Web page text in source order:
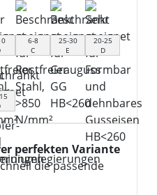
6-8
C
25-30
E
20-25
D
perfekten Variante
die passende